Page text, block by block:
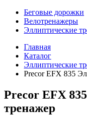
Беговые дорожки
Велотренажеры
Эллиптические
Главная
Каталог
Эллиптические
Precor EFX 835
Precor EFX
тренажер